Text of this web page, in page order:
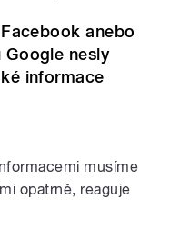
anebo
nesly
informace
musíme
opatrně, reaguje